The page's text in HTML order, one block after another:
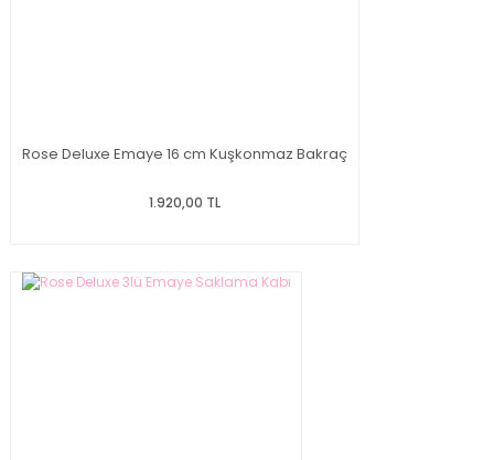
Rose Deluxe Emaye 16 cm Kuşkonmaz Bakraç
1.920,00 TL